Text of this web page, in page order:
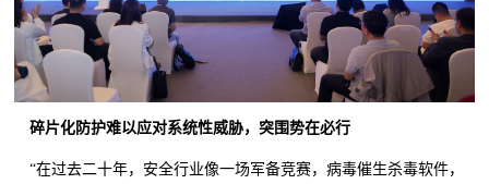
碎片化防护难以应对系统性威胁，突围势在必行
“在过去二十年，安全行业像一场军备竞赛，病毒催生杀毒软件，